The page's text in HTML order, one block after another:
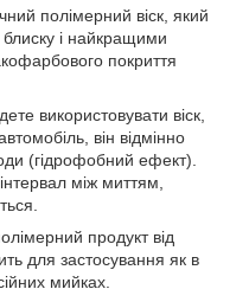
полімерний віск, який
блиску і найкращими
покриття
використовувати віск,
він відмінно
(гідрофобний ефект).
між миттям,
продукт від
для застосування як в
мийках.